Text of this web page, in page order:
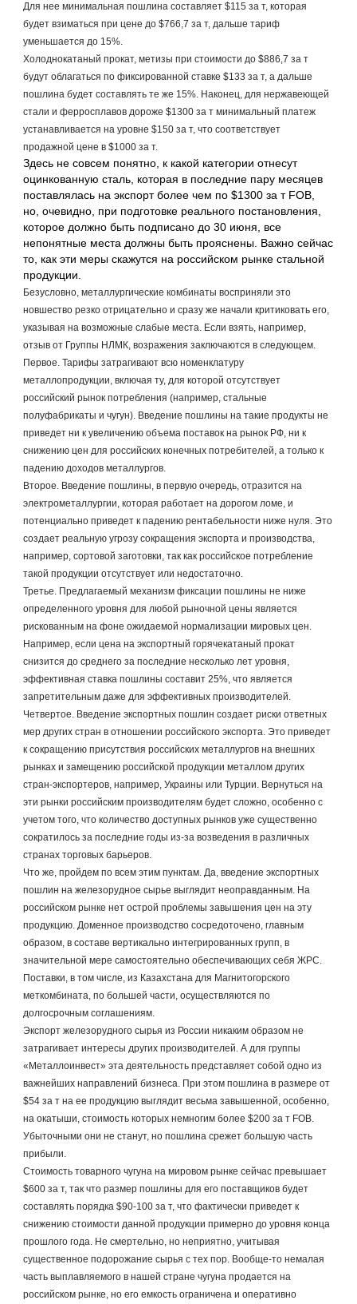
Для нее минимальная пошлина составляет $115 за т, которая
будет взиматься при цене до $766,7 за т, дальше тариф
уменьшается до 15%.
Холоднокатаный прокат, метизы при стоимости до $886,7 за т
будут облагаться по фиксированной ставке $133 за т, а дальше
пошлина будет составлять те же 15%. Наконец, для нержавеющей
стали и ферросплавов дороже $1300 за т минимальный платеж
устанавливается на уровне $150 за т, что соответствует
продажной цене в $1000 за т.
Здесь не совсем понятно, к какой категории отнесут
оцинкованную сталь, которая в последние пару месяцев
поставлялась на экспорт более чем по $1300 за т FOB,
но, очевидно, при подготовке реального постановления,
которое должно быть подписано до 30 июня, все
непонятные места должны быть прояснены. Важно сейчас
то, как эти меры скажутся на российском рынке стальной
продукции.
Безусловно, металлургические комбинаты восприняли это
новшество резко отрицательно и сразу же начали критиковать его,
указывая на возможные слабые места. Если взять, например,
отзыв от Группы НЛМК, возражения заключаются в следующем.
Первое. Тарифы затрагивают всю номенклатуру
металлопродукции, включая ту, для которой отсутствует
российский рынок потребления (например, стальные
полуфабрикаты и чугун). Введение пошлины на такие продукты не
приведет ни к увеличению объема поставок на рынок РФ, ни к
снижению цен для российских конечных потребителей, а только к
падению доходов металлургов.
Второе. Введение пошлины, в первую очередь, отразится на
электрометаллургии, которая работает на дорогом ломе, и
потенциально приведет к падению рентабельности ниже нуля. Это
создает реальную угрозу сокращения экспорта и производства,
например, сортовой заготовки, так как российское потребление
такой продукции отсутствует или недостаточно.
Третье. Предлагаемый механизм фиксации пошлины не ниже
определенного уровня для любой рыночной цены является
рискованным на фоне ожидаемой нормализации мировых цен.
Например, если цена на экспортный горячекатаный прокат
снизится до среднего за последние несколько лет уровня,
эффективная ставка пошлины составит 25%, что является
запретительным даже для эффективных производителей.
Четвертое. Введение экспортных пошлин создает риски ответных
мер других стран в отношении российского экспорта. Это приведет
к сокращению присутствия российских металлургов на внешних
рынках и замещению российской продукции металлом других
стран-экспортеров, например, Украины или Турции. Вернуться на
эти рынки российским производителям будет сложно, особенно с
учетом того, что количество доступных рынков уже существенно
сократилось за последние годы из-за возведения в различных
странах торговых барьеров.
Что же, пройдем по всем этим пунктам. Да, введение экспортных
пошлин на железорудное сырье выглядит неоправданным. На
российском рынке нет острой проблемы завышения цен на эту
продукцию. Доменное производство сосредоточено, главным
образом, в составе вертикально интегрированных групп, в
значительной мере самостоятельно обеспечивающих себя ЖРС.
Поставки, в том числе, из Казахстана для Магнитогорского
меткомбината, по большей части, осуществляются по
долгосрочным соглашениям.
Экспорт железорудного сырья из России никаким образом не
затрагивает интересы других производителей. А для группы
«Металлоинвест» эта деятельность представляет собой одно из
важнейших направлений бизнеса. При этом пошлина в размере от
$54 за т на ее продукцию выглядит весьма завышенной, особенно,
на окатыши, стоимость которых немногим более $200 за т FOB.
Убыточными они не станут, но пошлина срежет большую часть
прибыли.
Стоимость товарного чугуна на мировом рынке сейчас превышает
$600 за т, так что размер пошлины для его поставщиков будет
составлять порядка $90-100 за т, что фактически приведет к
снижению стоимости данной продукции примерно до уровня конца
прошлого года. Не смертельно, но неприятно, учитывая
существенное подорожание сырья с тех пор. Вообще-то немалая
часть выплавляемого в нашей стране чугуна продается на
российском рынке, но его емкость ограничена и оперативно